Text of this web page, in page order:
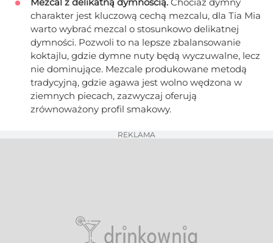
charakter jest kluczową cechą mezcalu, dla Tia Mia
warto wybrać mezcal o stosunkowo delikatnej
dymności. Pozwoli to na lepsze zbalansowanie
koktajlu, gdzie dymne nuty będą wyczuwalne, lecz
nie dominujące. Mezcale produkowane metodą
tradycyjną, gdzie agawa jest wolno wędzona w
ziemnych piecach, zazwyczaj oferują
zrównoważony profil smakowy.
REKLAMA